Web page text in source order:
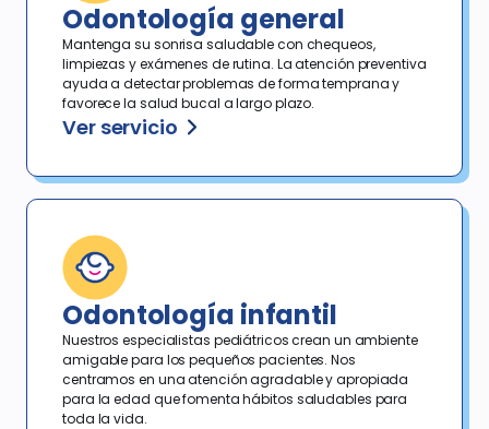
Odontología general
Mantenga su sonrisa saludable con chequeos,
limpiezas y exámenes de rutina. La atención preventiva
ayuda a detectar problemas de forma temprana y
favorece la salud bucal a largo plazo.
Ver servicio
Odontología infantil
Nuestros especialistas pediátricos crean un ambiente
amigable para los pequeños pacientes. Nos
centramos en una atención agradable y apropiada
para la edad que fomenta hábitos saludables para
toda la vida.